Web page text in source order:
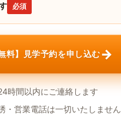
必須
無料】見学予約を申し込む→
時間以内にご連絡します
・営業電話は一切いたしません